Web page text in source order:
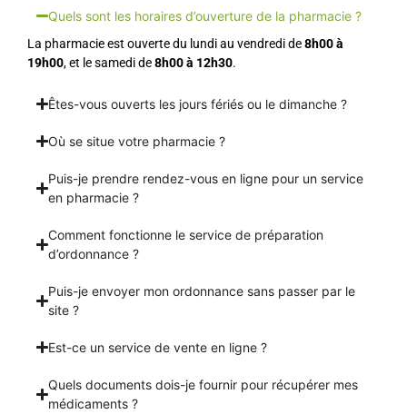
Quels sont les horaires d’ouverture de la pharmacie ?
La pharmacie est ouverte du lundi au vendredi de8h00 à
19h00, et le samedi de8h00 à 12h30.
Êtes-vous ouverts les jours fériés ou le dimanche ?
Où se situe votre pharmacie ?
Puis-je prendre rendez-vous en ligne pour un service
en pharmacie ?
Comment fonctionne le service de préparation
d’ordonnance ?
Puis-je envoyer mon ordonnance sans passer par le
site ?
Est-ce un service de vente en ligne ?
Quels documents dois-je fournir pour récupérer mes
médicaments ?